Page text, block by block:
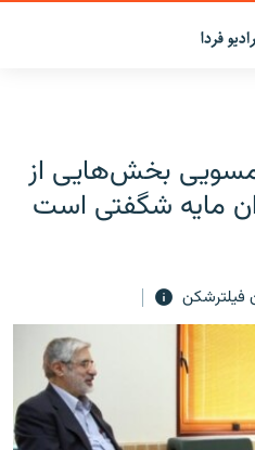
بخش‌هایی از
مایه شگفتی است
فیلترشکن